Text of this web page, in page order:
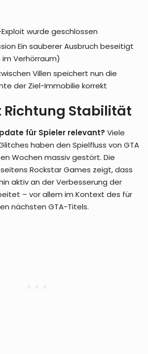
wurde geschlossen
Ein sauberer Ausbruch beseitigt
Verhörraum)
Villen speichert nun die
der Ziel-Immobilie korrekt
Richtung Stabilität
für Spieler relevant? Viele
haben den Spielfluss von GTA
Wochen massiv gestört. Die
Rockstar Games zeigt, dass
aktiv an der Verbesserung der
– vor allem im Kontext des für
nächsten GTA-Titels.